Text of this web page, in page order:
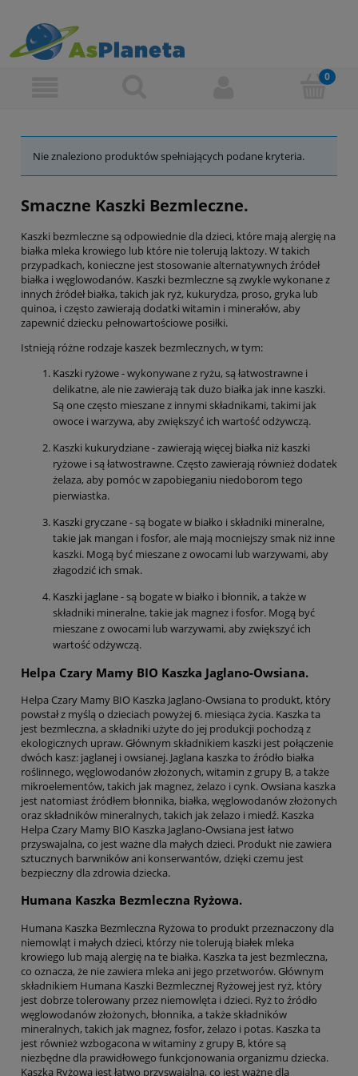
Nie znaleziono produktów spełniających podane kryteria.
Smaczne Kaszki Bezmleczne.
Kaszki bezmleczne są odpowiednie dla dzieci, które mają alergię na
białka mleka krowiego lub które nie tolerują laktozy. W takich
przypadkach, konieczne jest stosowanie alternatywnych źródeł
białka i węglowodanów. Kaszki bezmleczne są zwykle wykonane z
innych źródeł białka, takich jak ryż, kukurydza, proso, gryka lub
quinoa, i często zawierają dodatki witamin i minerałów, aby
zapewnić dziecku pełnowartościowe posiłki.
Istnieją różne rodzaje kaszek bezmlecznych, w tym:
Kaszki ryżowe- wykonywane z ryżu, są łatwostrawne i
delikatne, ale nie zawierają tak dużo białka jak inne kaszki.
Są one często mieszane z innymi składnikami, takimi jak
owoce i warzywa, aby zwiększyć ich wartość odżywczą.
Kaszki kukurydziane - zawierają więcej białka niż kaszki
ryżowe i są łatwostrawne. Często zawierają również dodatek
żelaza, aby pomóc w zapobieganiu niedoborom tego
pierwiastka.
Kaszki gryczane- są bogate w białko i składniki mineralne,
takie jak mangan i fosfor, ale mają mocniejszy smak niż inne
kaszki. Mogą być mieszane z owocami lub warzywami, aby
złagodzić ich smak.
Kaszki jaglane- są bogate w białko i błonnik, a także w
składniki mineralne, takie jak magnez i fosfor. Mogą być
mieszane z owocami lub warzywami, aby zwiększyć ich
wartość odżywczą.
Helpa Czary Mamy BIO Kaszka Jaglano-Owsiana.
Helpa Czary Mamy BIO Kaszka Jaglano-Owsiana to produkt, który
powstał z myślą o dzieciach powyżej 6. miesiąca życia. Kaszka ta
jest bezmleczna, a składniki użyte do jej produkcji pochodzą z
ekologicznych upraw. Głównym składnikiem kaszki jest połączenie
dwóch kasz: jaglanej i owsianej. Jaglana kaszka to źródło białka
roślinnego, węglowodanów złożonych, witamin z grupy B, a także
mikroelementów, takich jak magnez, żelazo i cynk. Owsiana kaszka
jest natomiast źródłem błonnika, białka, węglowodanów złożonych
oraz składników mineralnych, takich jak żelazo i miedź. Kaszka
Helpa Czary Mamy BIO Kaszka Jaglano-Owsiana jest łatwo
przyswajalna, co jest ważne dla małych dzieci. Produkt nie zawiera
sztucznych barwników ani konserwantów, dzięki czemu jest
bezpieczny dla zdrowia dziecka.
Humana Kaszka Bezmleczna Ryżowa.
Humana Kaszka Bezmleczna Ryżowa to produkt przeznaczony dla
niemowląt i małych dzieci, którzy nie tolerują białek mleka
krowiego lub mają alergię na te białka. Kaszka ta jest bezmleczna,
co oznacza, że nie zawiera mleka ani jego przetworów. Głównym
składnikiem Humana Kaszki Bezmlecznej Ryżowej jest ryż, który
jest dobrze tolerowany przez niemowlęta i dzieci. Ryż to źródło
węglowodanów złożonych, błonnika, a także składników
mineralnych, takich jak magnez, fosfor, żelazo i potas. Kaszka ta
jest również wzbogacona w witaminy z grupy B, które są
niezbędne dla prawidłowego funkcjonowania organizmu dziecka.
Kaszka Ryżowa jest łatwo przyswajalna, co jest ważne dla